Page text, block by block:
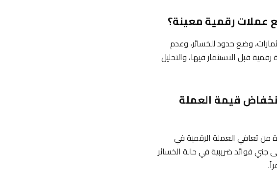
وضع حدود للخسائر، وعدم
قبل الاستثمار فيها، والتحليل
قيمة العملة
من تعافي العملة الرقمية في
فوائد ضريبية في حالة الخسائر